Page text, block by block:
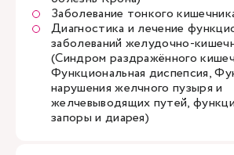
Заболевание тонкого
Диагностика и лечение
заболеваний желудочно-
(Синдром раздражённого
Функциональная диспепсия,
нарушения желчного пузыря и
желчевыводящих путей,
запоры и диарея)